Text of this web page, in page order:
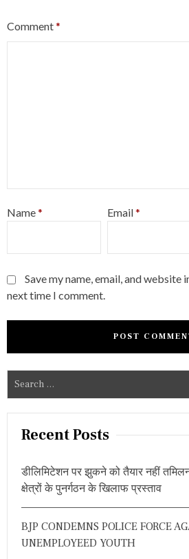
Comment*
Name* Email*
Save my name, email, and
next time I comment.
a
Recent Posts
डीलिमिटेशन पर झुकने को तैयार नहीं
क्षेत्रों के पुनर्गठन के खिलाफ प्रस्ताव
BJP CONDEMNS POLICE FORCE
UNEMPLOYEED YOUTH